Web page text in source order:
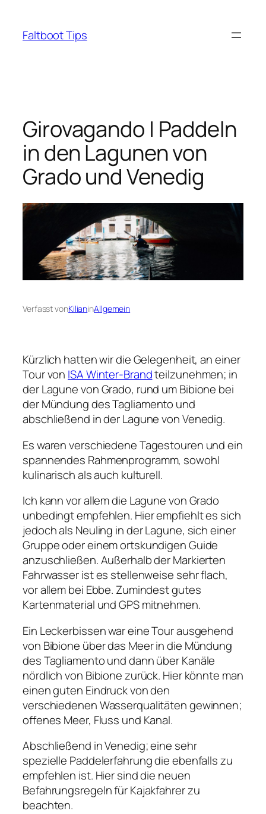
springen
Faltboot Tips
Girovagando | Paddeln
in den Lagunen von
Grado und Venedig
Verfasst vonKilianinAllgemein
Kürzlich hatten wir die Gelegenheit, an einer
Tour von ISA Winter-Brandteilzunehmen; in
der Lagune von Grado, rund um Bibione bei
der Mündung des Tagliamento und
abschließend in der Lagune von Venedig.
Es waren verschiedene Tagestouren und ein
spannendes Rahmenprogramm, sowohl
kulinarisch als auch kulturell.
Ich kann vor allem die Lagune von Grado
unbedingt empfehlen. Hier empfiehlt es sich
jedoch als Neuling in der Lagune, sich einer
Gruppe oder einem ortskundigen Guide
anzuschließen. Außerhalb der Markierten
Fahrwasser ist es stellenweise sehr flach,
vor allem bei Ebbe. Zumindest gutes
Kartenmaterial und GPS mitnehmen.
Ein Leckerbissen war eine Tour ausgehend
von Bibione über das Meer in die Mündung
des Tagliamento und dann über Kanäle
nördlich von Bibione zurück. Hier könnte man
einen guten Eindruck von den
verschiedenen Wasserqualitäten gewinnen;
offenes Meer, Fluss und Kanal.
Abschließend in Venedig; eine sehr
spezielle Paddelerfahrung die ebenfalls zu
empfehlen ist. Hier sind die neuen
Befahrungsregeln für Kajakfahrer zu
beachten.